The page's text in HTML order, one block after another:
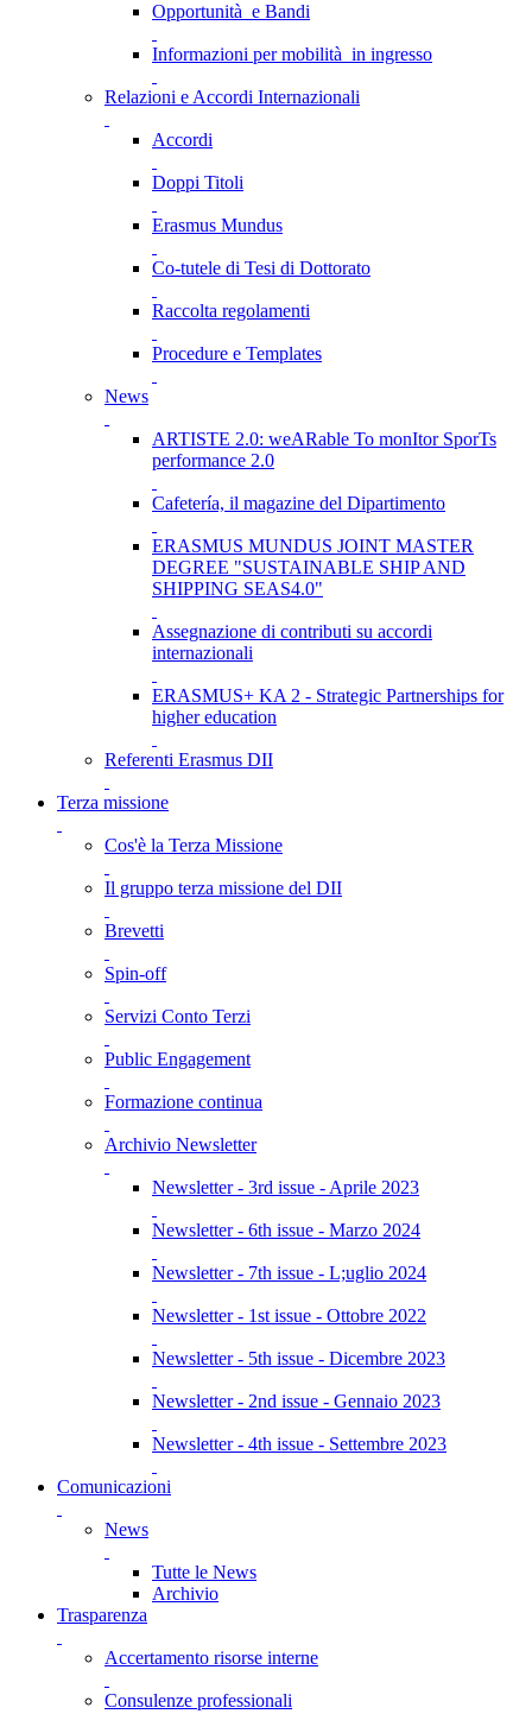
Opportunità e Bandi
Informazioni per mobilità in ingresso
Relazioni e Accordi Internazionali
Accordi
Doppi Titoli
Erasmus Mundus
Co-tutele di Tesi di Dottorato
Raccolta regolamenti
Procedure e Templates
News
ARTISTE 2.0: weARable To monItor SporTs
performance 2.0
Cafetería, il magazine del Dipartimento
ERASMUS MUNDUS JOINT MASTER
DEGREE "SUSTAINABLE SHIP AND
SHIPPING SEAS4.0"
Assegnazione di contributi su accordi
internazionali
ERASMUS+ KA 2 - Strategic Partnerships for
higher education
Referenti Erasmus DII
Terza missione
Cos'è la Terza Missione
Il gruppo terza missione del DII
Brevetti
Spin-off
Servizi Conto Terzi
Public Engagement
Formazione continua
Archivio Newsletter
Newsletter - 3rd issue - Aprile 2023
Newsletter - 6th issue - Marzo 2024
Newsletter - 7th issue - L;uglio 2024
Newsletter - 1st issue - Ottobre 2022
Newsletter - 5th issue - Dicembre 2023
Newsletter - 2nd issue - Gennaio 2023
Newsletter - 4th issue - Settembre 2023
Comunicazioni
News
Tutte le News
Archivio
Trasparenza
Accertamento risorse interne
Consulenze professionali